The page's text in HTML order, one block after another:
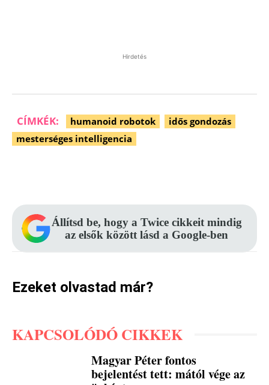
Hirdetés
CÍMKÉK: humanoid robotok
idős gondozás
mesterséges intelligencia
Állítsd be, hogy a Twice cikkeit mindig
az elsők között lásd a Google-ben
Ezeket olvastad már?
KAPCSOLÓDÓ CIKKEK
Magyar Péter fontos
bejelentést tett: mától vége az